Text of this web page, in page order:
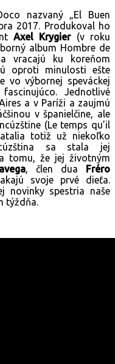
nazvaný „El Buen
2017. Produkoval ho
Axel Krygier(v roku
album Hombre de
vracajú ku koreňom
oproti minulosti ešte
vo výbornej speváckej
Jednotlivé
a v Paríži a zaujmú
v španielčine, ale
(Le temps qu’il
totiž už niekoľko
sa stala jej
tomu, že jej životným
, člen dua Fréro
svoje prvé dieťa.
novinky spestria naše
týždňa.